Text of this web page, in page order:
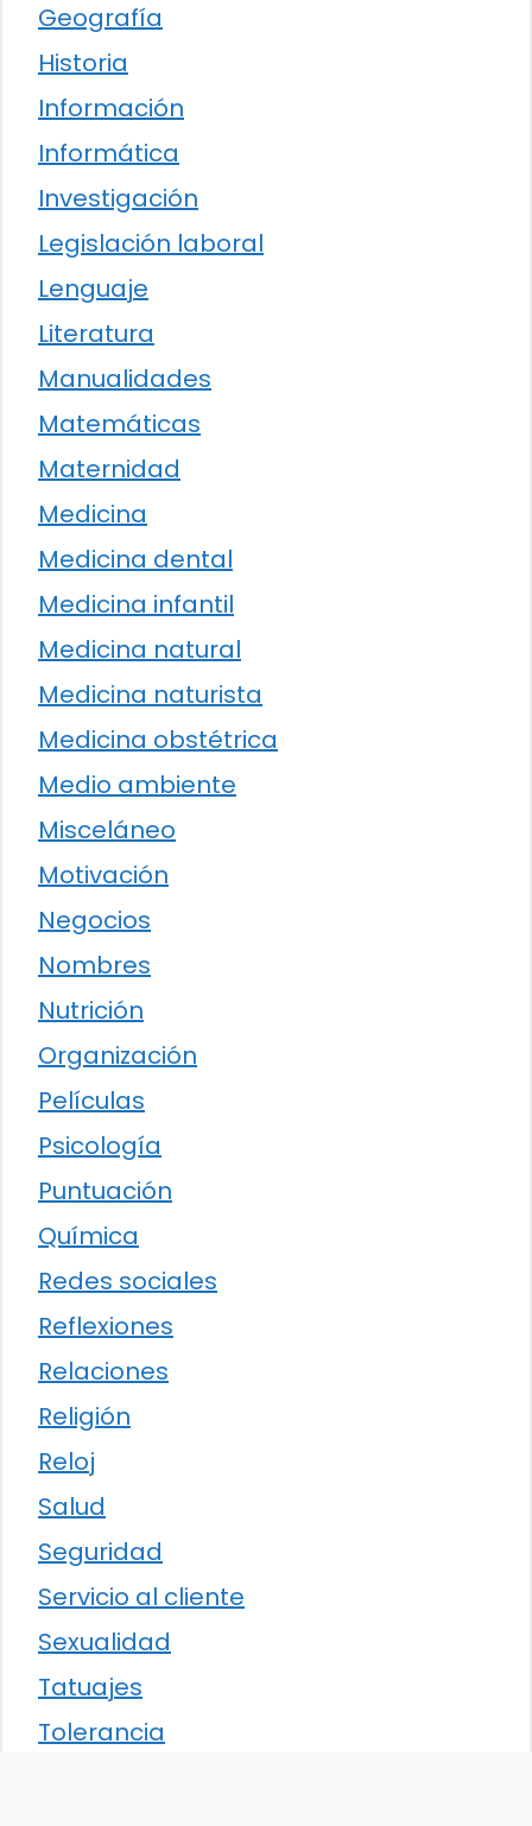
Geografía
Historia
Información
Informática
Investigación
Legislación laboral
Lenguaje
Literatura
Manualidades
Matemáticas
Maternidad
Medicina
Medicina dental
Medicina infantil
Medicina natural
Medicina naturista
Medicina obstétrica
Medio ambiente
Misceláneo
Motivación
Negocios
Nombres
Nutrición
Organización
Películas
Psicología
Puntuación
Química
Redes sociales
Reflexiones
Relaciones
Religión
Reloj
Salud
Seguridad
Servicio al cliente
Sexualidad
Tatuajes
Tolerancia